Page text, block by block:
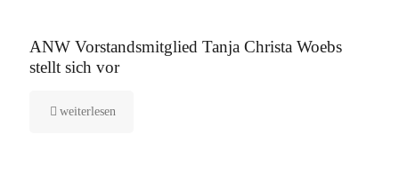
ANW Vorstandsmitglied Tanja Christa Woebs
stellt sich vor
weiterlesen